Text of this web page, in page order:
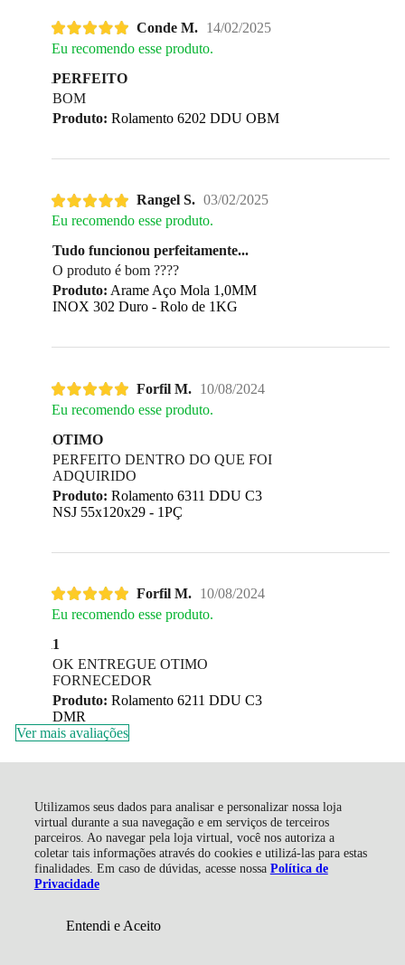
Utilizamos seus dados para analisar e personalizar nossa loja
virtual durante a sua navegação e em serviços de terceiros
parceiros. Ao navegar pela loja virtual, você nos autoriza a
coletar tais informações através do cookies e utilizá-las para estas
finalidades. Em caso de dúvidas, acesse nossa Política de
Privacidade
Entendi e Aceito
Conde M.
14/02/2025
Eu recomendo esse produto.
PERFEITO
BOM
Produto: Rolamento 6202 DDU OBM
Rangel S. 03/02/2025
Eu recomendo esse produto.
Tudo funcionou perfeitamente...
O produto é bom ????
Produto: Arame Aço Mola 1,0MM
INOX 302 Duro - Rolo de 1KG
Forfil M.
10/08/2024
Eu recomendo esse produto.
OTIMO
PERFEITO DENTRO DO QUE FOI
ADQUIRIDO
Produto: Rolamento 6311 DDU C3
NSJ 55x120x29 - 1PÇ
Forfil M.
10/08/2024
Eu recomendo esse produto.
1
OK ENTREGUE OTIMO
FORNECEDOR
Produto: Rolamento 6211 DDU C3
DMR
Ver mais avaliações
Faça uma pergunta sobre este produto
Enviar
Você também pode gostar de
R$ 13,29